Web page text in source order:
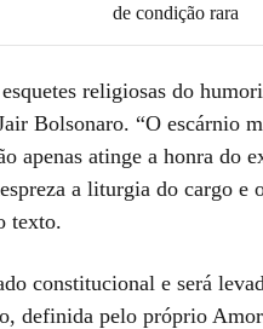
de condição rara
religiosas do
Bolsonaro. “O escárnio
apenas atinge a honra do
a liturgia do cargo e
texto.
constitucional e será
definida pelo próprio